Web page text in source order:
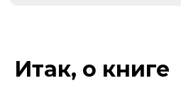
Итак, о книге